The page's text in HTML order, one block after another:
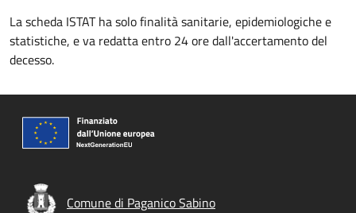
La scheda ISTAT ha solo finalità sanitarie, epidemiologiche e
statistiche, e va redatta entro 24 ore dall'accertamento del
decesso.
Comune di Paganico Sabino